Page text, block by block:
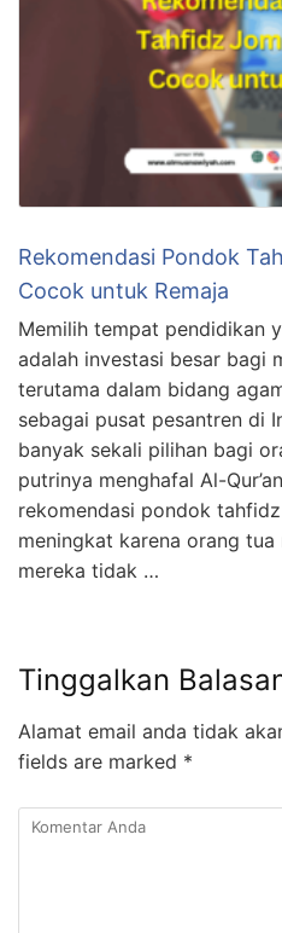
Rekomendasi Pondok
Cocok untuk Remaja
Memilih tempat pendidikan
adalah investasi besar bagi
terutama dalam bidang
sebagai pusat pesantren di
banyak sekali pilihan bagi
putrinya menghafal Al-
rekomendasi pondok
meningkat karena orang
mereka tidak …
Tinggalkan
Alamat email anda tidak
fields are marked *